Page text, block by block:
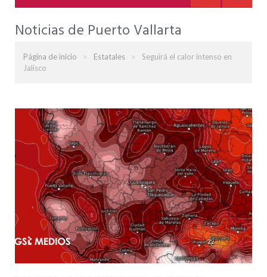
Noticias de Puerto Vallarta
Página de inicio » Estatales »
Seguirá el calor intenso en
Jalisco